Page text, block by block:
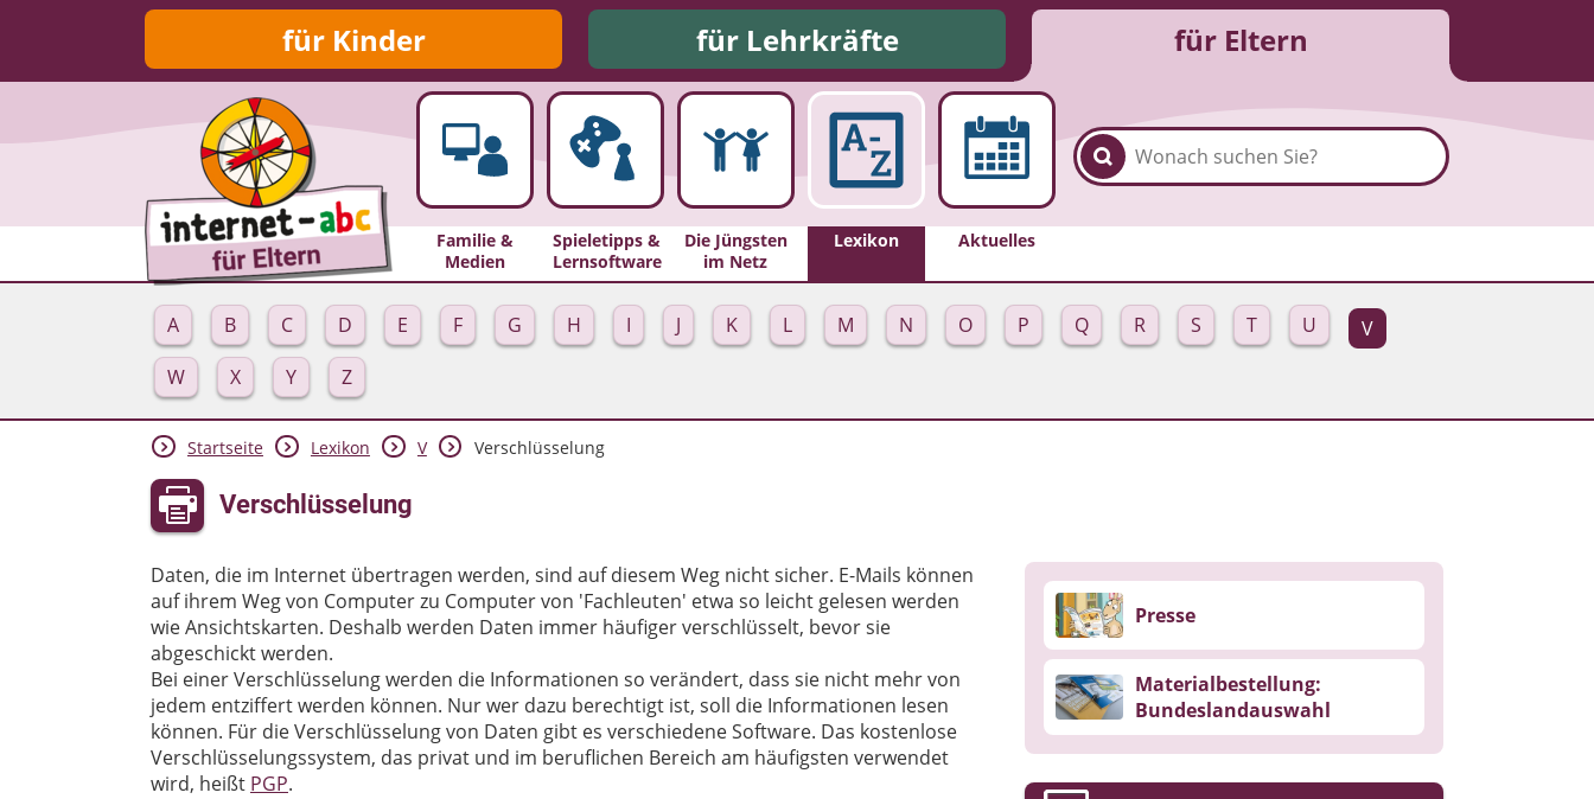
für Kinder für Lehrkräfte für Eltern
Familie &
Medien
Spieletipps &
Lernsoftware
Die Jüngsten
im Netz
Lexikon Aktuelles
A B C D E F G H I J K L M N O P Q R S T U
V
W
X Y Z
Startseite Lexikon V Verschlüsselung
Verschlüsselung
Daten, die im Internet übertragen werden, sind auf diesem Weg nicht sicher. E-Mails können
auf ihrem Weg von Computer zu Computer von 'Fachleuten' etwa so leicht gelesen werden
wie Ansichtskarten. Deshalb werden Daten immer häufiger verschlüsselt, bevor sie
abgeschickt werden.
Bei einer Verschlüsselung werden die Informationen so verändert, dass sie nicht mehr von
jedem entziffert werden können. Nur wer dazu berechtigt ist, soll die Informationen lesen
können. Für die Verschlüsselung von Daten gibt es verschiedene Software. Das kostenlose
Verschlüsselungssystem, das privat und im beruflichen Bereich am häufigsten verwendet
wird, heißt PGP.
Presse
Materialbestellung:
Bundeslandauswahl